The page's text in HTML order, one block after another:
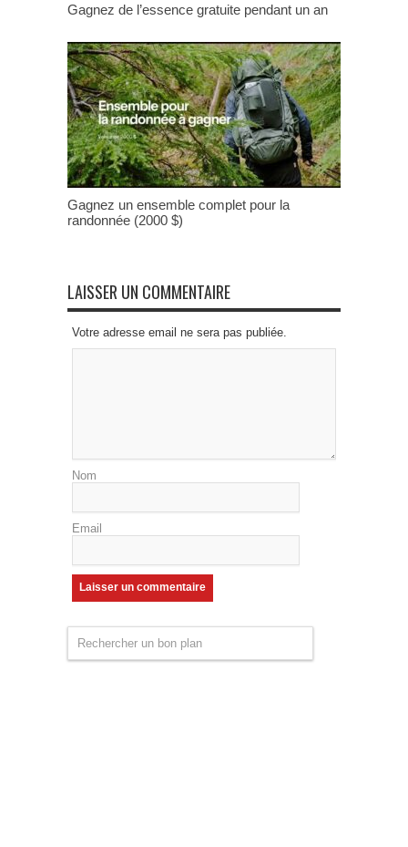
Gagnez de l’essence gratuite pendant un an
Gagnez un ensemble complet pour la
randonnée (2000 $)
LAISSER UN COMMENTAIRE
Votre adresse email ne sera pas publiée.
Nom
Email